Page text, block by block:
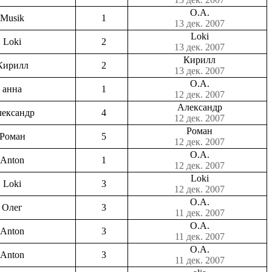
Musik
1
О.А.
13 дек. 2007
Loki
2
Loki
13 дек. 2007
2
Кирилл
13 дек. 2007
анна
1
О.А.
12 дек. 2007
4
Александр
12 дек. 2007
5
Роман
12 дек. 2007
Anton
1
О.А.
12 дек. 2007
Loki
3
Loki
12 дек. 2007
Олег
3
О.А.
11 дек. 2007
Anton
3
О.А.
11 дек. 2007
Anton
3
О.А.
11 дек. 2007